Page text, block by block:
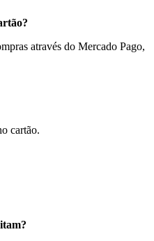
através do Mercado Pago,
cartão.